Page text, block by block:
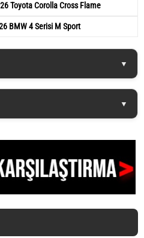
Toyota Corolla Cross Flame
BMW 4 Serisi M Sport